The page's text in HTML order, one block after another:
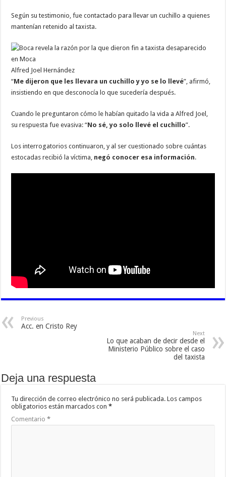
Según su testimonio, fue contactado para llevar un cuchillo a quienes
mantenían retenido al taxista.
Alfred Joel Hernández
“Me dijeron que les llevara un cuchillo y yo se lo llevé”, afirmó,
insistiendo en que desconocía lo que sucedería después.
Cuando le preguntaron cómo le habían quitado la vida a Alfred Joel,
su respuesta fue evasiva: “No sé, yo solo llevé el cuchillo”.
Los interrogatorios continuaron, y al ser cuestionado sobre cuántas
estocadas recibió la víctima, negó conocer esa información.
Previous
Acc. en Cristo Rey
Next
Lo que acaban de decir desde el
Ministerio Público sobre el caso
del taxista
Deja una respuesta
Tu dirección de correo electrónico no será publicada. Los campos
obligatorios están marcados con*
Comentario*